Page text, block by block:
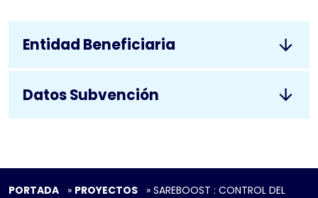
PORTADA » PROYECTOS » SAREBOOST : CONTROL DEL
Entidad Beneficiaria
Datos Subvención